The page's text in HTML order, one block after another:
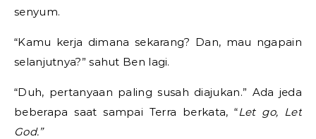
senyum.
“Kamu kerja dimana sekarang? Dan, mau ngapain
selanjutnya?” sahut Ben lagi.
“Duh, pertanyaan paling susah diajukan.” Ada jeda
beberapa saat sampai Terra berkata, “Let go, Let
God.”